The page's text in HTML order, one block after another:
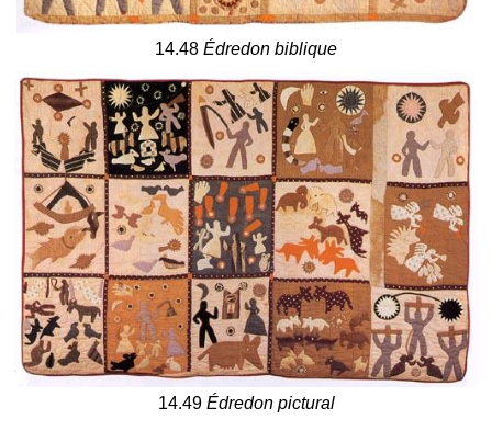
14.48 Édredon biblique
14.49 Édredon pictural